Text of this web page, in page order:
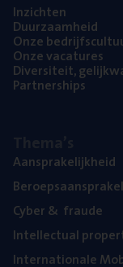
Inzich­ten
Duur­zaam­heid
Onze
Onze vaca­tu­res
Diver­si­teit,
Part­ner­ships
Aan­spra­ke­lijk­heid
Cyber& fraude
Intel­lec­tu­al
Inter­na­ti­o­na­le